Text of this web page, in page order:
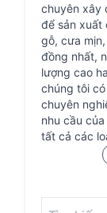
chuyên xây
để sản xuất
gỗ, cưa
đồng nhất,
lượng cao
chúng tôi
chuyên
nhu cầu
tất cả các